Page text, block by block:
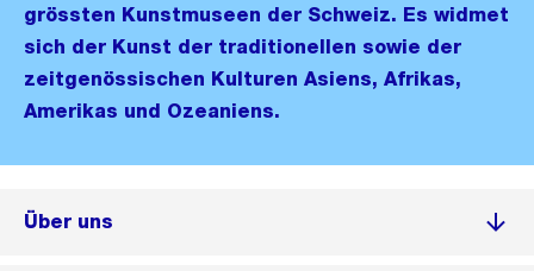
grössten Kunstmuseen der Schweiz. Es widmet
sich der Kunst der traditionellen sowie der
zeitgenössischen Kulturen Asiens, Afrikas,
Amerikas und Ozeaniens.
Über uns